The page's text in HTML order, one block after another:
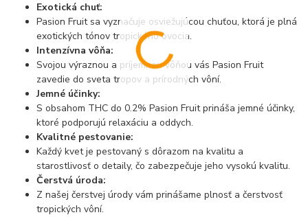
Exotická chuť:
Pasion Fruit sa vyznačuje osviežujúcou chuťou, ktorá je plná
exotických tónov tropického ovocia.
Intenzívna vôňa:
Svojou výraznou a príjemnou vôňou vás Pasion Fruit
zavedie do sveta tropov a prírodných vôní.
Jemné účinky:
S obsahom THC do 0.2% Pasion Fruit prináša jemné účinky,
ktoré podporujú relaxáciu a oddych.
Kvalitné pestovanie:
Každý kvet je pestovaný s dôrazom na kvalitu a
starostlivosť o detaily, čo zabezpečuje jeho vysokú kvalitu.
Čerstvá úroda:
Z našej čerstvej úrody vám prinášame plnosť a čerstvosť
tropických vôní.